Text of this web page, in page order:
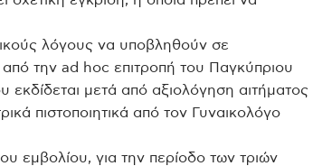
λόγους να υποβληθούν σε
την ad hoc επιτροπή του Παγκύπριου
εκδίδεται μετά από αξιολόγηση αιτήματος
πιστοποιητικά από τον Γυναικολόγο
εμβολίου, για την περίοδο των τριών